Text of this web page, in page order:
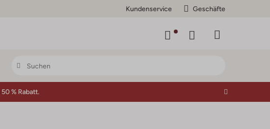
Kundenservice Geschäfte
50 % Rabatt.